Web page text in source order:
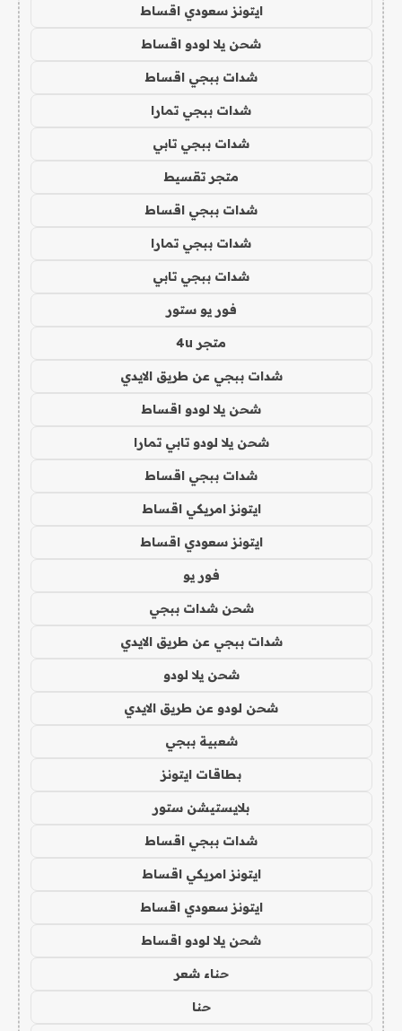
ايتونز سعودي اقساط
شحن يلا لودو اقساط
شدات ببجي اقساط
شدات ببجي تمارا
شدات ببجي تابي
متجر تقسيط
شدات ببجي اقساط
شدات ببجي تمارا
شدات ببجي تابي
فور يو ستور
متجر 4u
شدات ببجي عن طريق الايدي
شحن يلا لودو اقساط
شحن يلا لودو تابي تمارا
شدات ببجي اقساط
ايتونز امريكي اقساط
ايتونز سعودي اقساط
فور يو
شحن شدات ببجي
شدات ببجي عن طريق الايدي
شحن يلا لودو
شحن لودو عن طريق الايدي
شعبية ببجي
بطاقات ايتونز
بلايستيشن ستور
شدات ببجي اقساط
ايتونز امريكي اقساط
ايتونز سعودي اقساط
شحن يلا لودو اقساط
حناء شعر
حنا